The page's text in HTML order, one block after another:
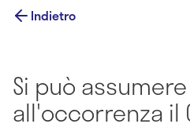
Indietro
Si può
all'occorrenza il